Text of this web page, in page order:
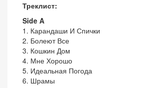
Треклист:
Side A
1. Карандаши И Спички
2. Болеют Все
3. Кошкин Дом
4. Мне Хорошо
5. Идеальная Погода
6. Шрамы